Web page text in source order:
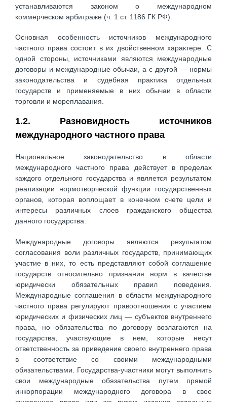
устанавливаются законом о международном
коммерческом арбитраже (ч. 1 ст. 1186 ГК РФ).
Основная особенность источников международного
частного права состоит в их двойственном характере. С
одной стороны, источниками являются международные
договоры и международные обычаи, а с другой — нормы
законодательства и судебная практика отдельных
государств и применяемые в них обычаи в области
торговли и мореплавания.
1.2. Разновидность источников
международного частного права
Национальное законодательство в области
международного частного права действует в пределах
каждого отдельного государства и является результатом
реализации нормотворческой функции государственных
органов, которая воплощает в конечном счете цели и
интересы различных слоев гражданского общества
данного государства.
Международные договоры являются результатом
согласования воли различных государств, принимающих
участие в них, то есть представляют собой соглашение
государств относительно признания норм в качестве
юридически обязательных правил поведения.
Международные соглашения в области международного
частного права регулируют правоотношения с участием
юридических и физических лиц — субъектов внутреннего
права, но обязательства по договору возлагаются на
государства, участвующие в нем, которые несут
ответственность за приведение своего внутреннего права
в соответствие со своими международными
обязательствами. Государства-участники могут выполнить
свои международные обязательства путем прямой
инкорпорации международного договора в свое